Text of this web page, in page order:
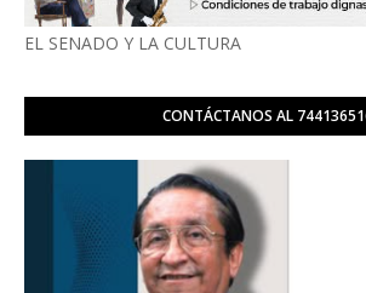
EL SENADO Y LA CULTURA
CONTÁCTANOS AL